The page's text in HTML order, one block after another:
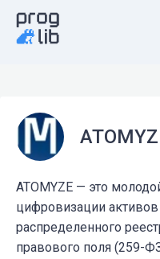
ATOMYZE — это
цифровизации активов
распределенного
правового поля (259-